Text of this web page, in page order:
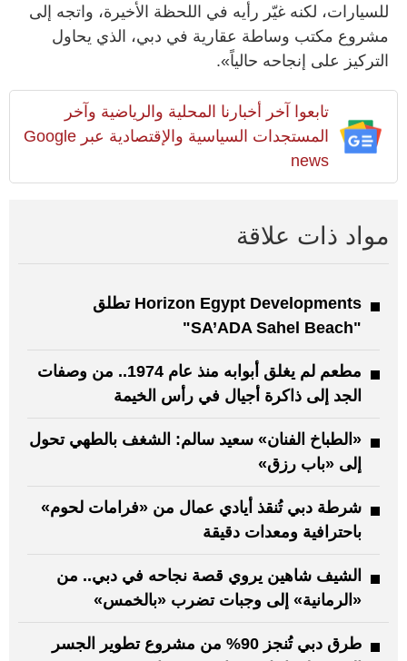
للسيارات، لكنه غيّر رأيه في اللحظة الأخيرة، واتجه إلى
مشروع مكتب وساطة عقارية في دبي، الذي يحاول
التركيز على إنجاحه حالياً».
تابعوا آخر أخبارنا المحلية والرياضية وآخر
المستجدات السياسية والإقتصادية عبر Google
news
مواد ذات علاقة
Horizon Egypt Developments تطلق
"SA’ADA Sahel Beach"
مطعم لم يغلق أبوابه منذ عام 1974.. من وصفات
الجد إلى ذاكرة أجيال في رأس الخيمة
«الطباخ الفنان» سعيد سالم: الشغف بالطهي تحول
إلى «باب رزق»
شرطة دبي تُنقذ أيادي عمال من «فرامات لحوم»
باحترافية ومعدات دقيقة
الشيف شاهين يروي قصة نجاحه في دبي.. من
«الرمانية» إلى وجبات تضرب «بالخمس»
طرق دبي تُنجز 90% من مشروع تطوير الجسر